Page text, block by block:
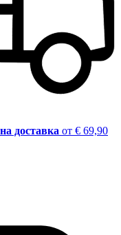
доставка от € 69,90